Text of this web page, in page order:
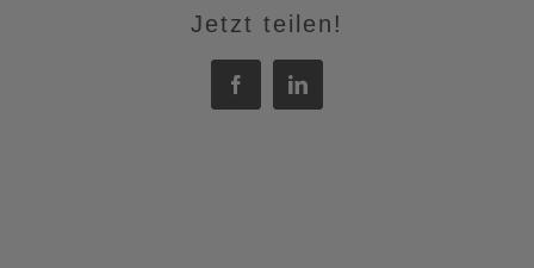
Jetzt teilen!
FacebookLinkedIn